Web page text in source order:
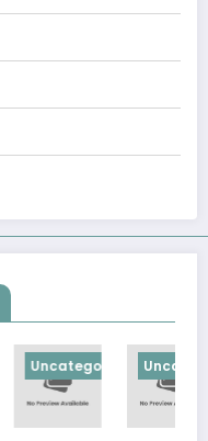
Uncategorized